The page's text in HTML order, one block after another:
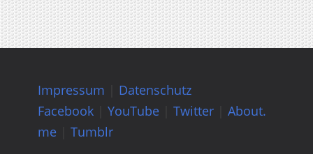
Impressum
Datenschutz
Facebook
YouTube Twitter
About.
me
Tumblr